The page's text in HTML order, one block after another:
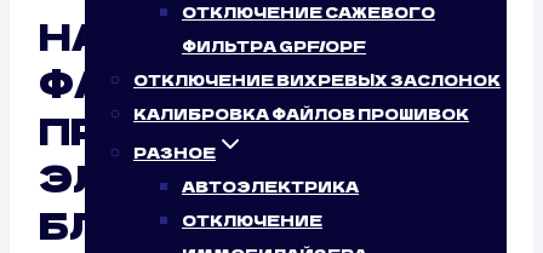
ОТКЛЮЧЕНИЕ САЖЕВОГО
ФИЛЬТРА GPF/OPF
ОТКЛЮЧЕНИЕ ВИХРЕВЫХ ЗАСЛОНОК
КАЛИБРОВКА ФАЙЛОВ ПРОШИВОК
РАЗНОЕ
АВТОЭЛЕКТРИКА
ОТКЛЮЧЕНИЕ
НАСТРОЙКА
ФАЙЛОВ
ПРОШИВОК
ЭЛЕКТРОННОГО
БЛОКА